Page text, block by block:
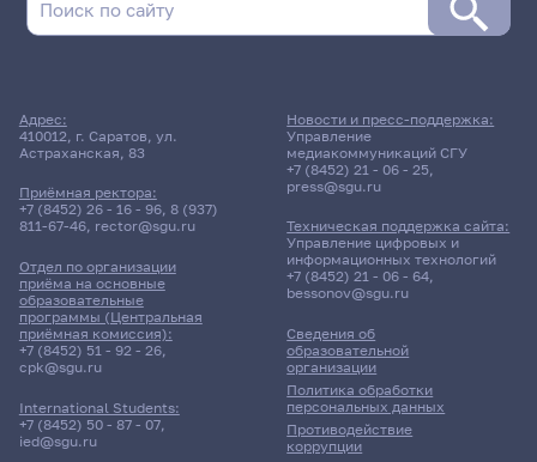
Адрес:
410012, г. Саратов, ул.
Астраханская, 83
Приёмная ректора:
+7 (8452) 26 - 16 - 96, 8 (937)
811-67-46, rector@sgu.ru
Отдел по организации
приёма на основные
образовательные
программы (Центральная
приёмная комиссия):
+7 (8452) 51 - 92 - 26,
cpk@sgu.ru
International Students:
+7 (8452) 50 - 87 - 07,
ied@sgu.ru
Сведения об
образовательной
организации
Политика обработки
персональных данных
Противодействие
коррупции
Новости и пресс-поддержка:
Управление
медиакоммуникаций СГУ
+7 (8452) 21 - 06 - 25,
press@sgu.ru
Техническая поддержка сайта:
Управление цифровых и
информационных технологий
+7 (8452) 21 - 06 - 64,
bessonov@sgu.ru